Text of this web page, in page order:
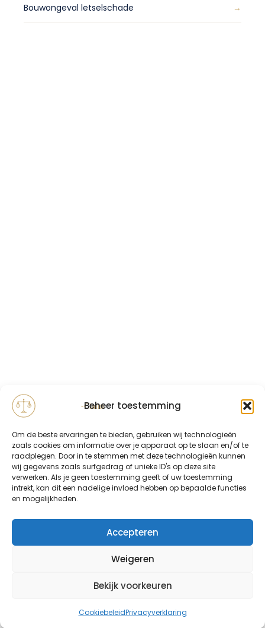
Beheer toestemming
Om de beste ervaringen te bieden, gebruiken wij technologieën
zoals cookies om informatie over je apparaat op te slaan en/of te
raadplegen. Door in te stemmen met deze technologieën kunnen
wij gegevens zoals surfgedrag of unieke ID's op deze site
verwerken. Als je geen toestemming geeft of uw toestemming
intrekt, kan dit een nadelige invloed hebben op bepaalde functies
en mogelijkheden.
Accepteren
Weigeren
Bekijk voorkeuren
CookiebeleidPrivacyverklaring
Bouwongeval letselschade